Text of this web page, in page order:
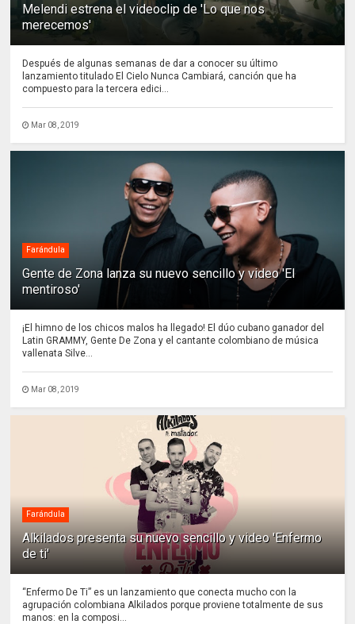
Melendi estrena el videoclip de 'Lo que nos
merecemos'
Después de algunas semanas de dar a conocer su último
lanzamiento titulado El Cielo Nunca Cambiará, canción que ha
compuesto para la tercera edici...
Mar 08, 2019
Farándula
Gente de Zona lanza su nuevo sencillo y video 'El
mentiroso'
¡El himno de los chicos malos ha llegado! El dúo cubano ganador del
Latin GRAMMY, Gente De Zona y el cantante colombiano de música
vallenata Silve...
Mar 08, 2019
Farándula
Alkilados presenta su nuevo sencillo y video 'Enfermo
de ti'
“Enfermo De Ti” es un lanzamiento que conecta mucho con la
agrupación colombiana Alkilados porque proviene totalmente de sus
manos: en la composi...